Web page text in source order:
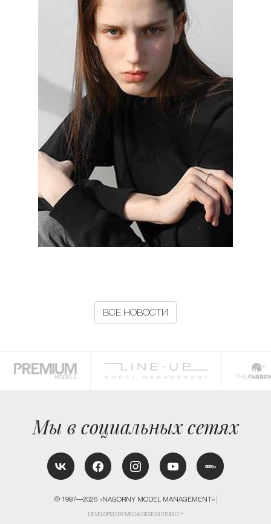
ВСЕ НОВОСТИ
Мы в социальных сетях
© 1997—2026 «NAGORNY MODEL MANAGEMENT»
DEVELOPED BY MEGA DESIGN STUDIO™